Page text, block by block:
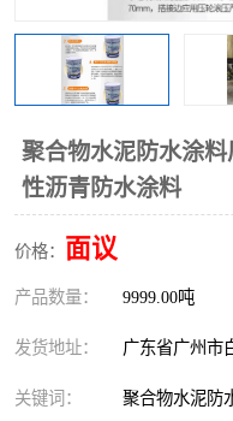
聚合物水泥防水涂
性沥青防水涂料
价格： 面议
产品数量： 9999.00吨
发货地址： 广东省广州市
关键词： 聚合物水泥防